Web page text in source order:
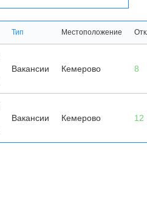
Тип Местоположение
Вакансии Кемерово 8
Вакансии Кемерово 12